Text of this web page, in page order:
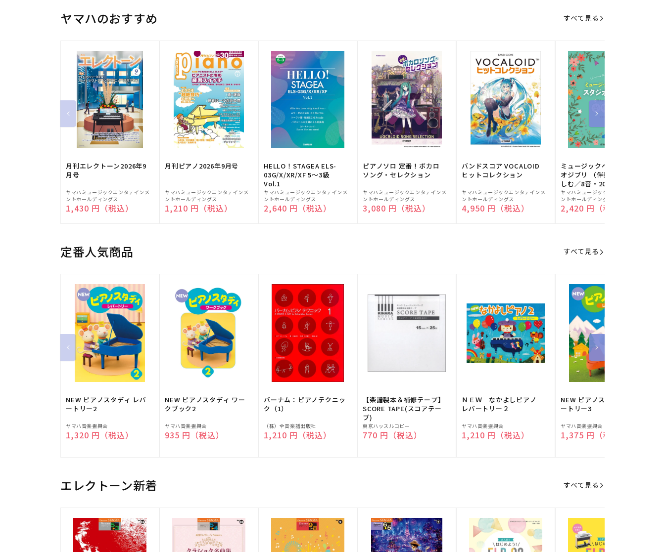
ヤマハのおすすめ すべて見る
月刊エレクトーン2026年9
月号
販
売
元:
ヤマハミュージックエンタテインメ
ントホールディングス
通常価格
1,430 円（税込）
月刊ピアノ2026年9月号
販
売
元:
ヤマハミュージックエンタテインメ
ントホールディングス
通常価格
1,210 円（税込）
HELLO！STAGEA ELS-
03G/X/XR/XF 5～3級
Vol.1
販
売
元:
ヤマハミュージックエンタテインメ
ントホールディングス
通常価格
2,640 円（税込）
ピアノソロ 定番！ボカロ
ソング・セレクション
販
売
元:
ヤマハミュージックエンタテインメ
ントホールディングス
通常価格
3,080 円（税込）
バンドスコア VOCALOID
ヒットコレクション
販
売
元:
ヤマハミュージックエンタテインメ
ントホールディングス
通常価格
4,950 円（税込）
ミュージックベルでスタジ
オジブリ （伴奏音源と楽
しむ／8音・20音ベル対応
／ドレミふりがな付）
販
売
元:
ヤマハミュージックエンタテインメ
ントホールディングス
通常価格
2,420 円（税込）
定番人気商品 すべて見る
NEW ピアノスタディ レパ
ートリー2
販
売
ヤマハ音楽振興会
通常価格
1,320 円（税込）
NEW ピアノスタディ ワー
クブック2
販
売
ヤマハ音楽振興会
通常価格
935 円（税込）
バーナム：ピアノテクニッ
ク（1）
販
売
（株）全音楽譜出版社
通常価格
1,210 円（税込）
【楽譜製本＆補修テープ】
SCORE TAPE(スコアテー
プ)
販
売
東京ハッスルコピー
通常価格
770 円（税込）
ＮＥＷ なかよしピアノ
レパートリー２
販
売
ヤマハ音楽振興会
通常価格
1,210 円（税込）
NEW ピアノスタディ レパ
ートリー3
販
売
ヤマハ音楽振興会
通常価格
1,375 円（税込）
エレクトーン新着 すべて見る